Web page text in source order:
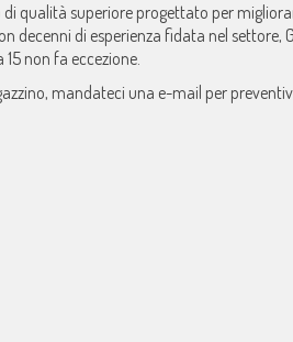
qualità superiore progettato per
decenni di esperienza fidata nel settore,
non fa eccezione.
mandateci una e-mail per